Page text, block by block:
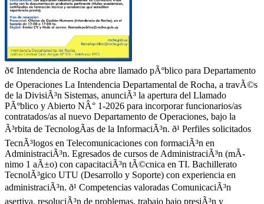
ð¢ Intendencia de Rocha abre llamado pÃºblico para Departamento
de Operaciones La Intendencia Departamental de Rocha, a travÃ©s
de la DivisiÃ³n Sistemas, anunciÃ³ la apertura del Llamado
PÃºblico y Abierto NÂ° 1-2026 para incorporar funcionarios/as
contratados/as al nuevo Departamento de Operaciones, bajo la
Ã³rbita de TecnologÃ­as de la InformaciÃ³n. ð¹ Perfiles solicitados
TecnÃ³logos en Telecomunicaciones con formaciÃ³n en
AdministraciÃ³n. Egresados de cursos de AdministraciÃ³n (mÃ­
nimo 1 aÃ±o) con capacitaciÃ³n tÃ©cnica en TI. Bachillerato
TecnolÃ³gico UTU (Desarrollo y Soporte) con experiencia en
administraciÃ³n. ð¹ Competencias valoradas ComunicaciÃ³n
asertiva, resoluciÃ³n de problemas, trabajo bajo presiÃ³n y